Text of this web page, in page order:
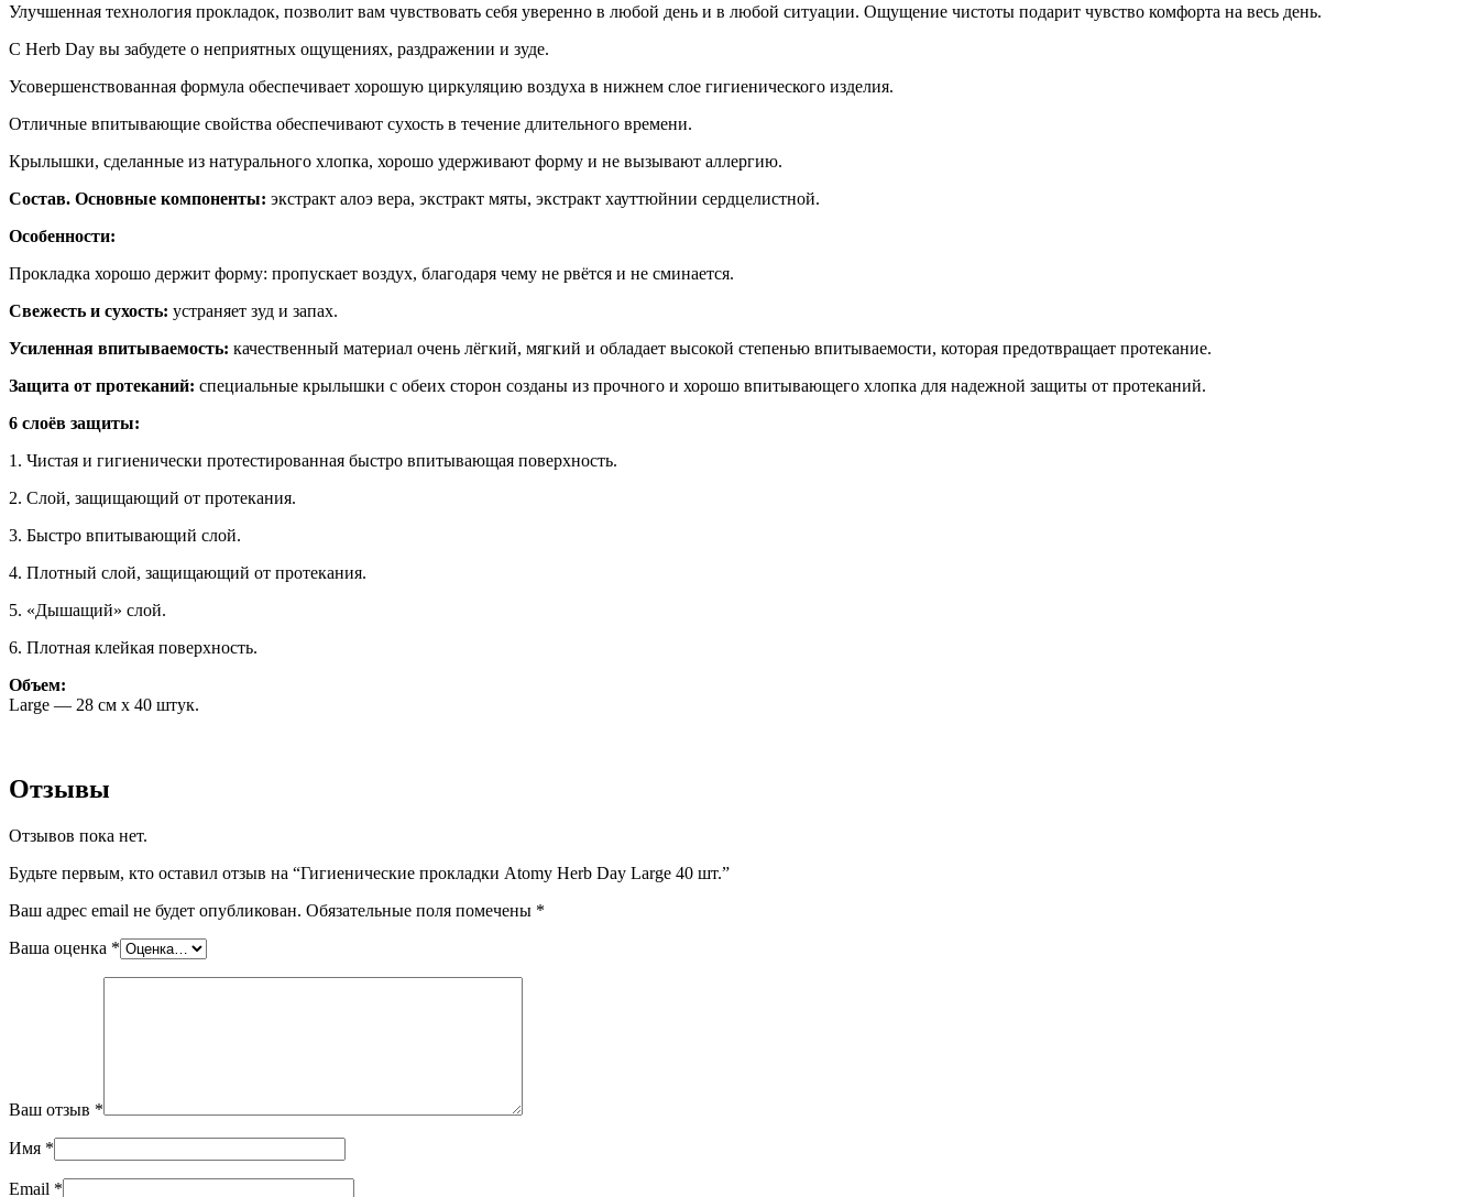
Улучшенная технология прокладок, позволит вам чувствовать себя уверенно в любой день и в любой ситуации. Ощущение чистоты подарит чувство комфорта на весь день.
С Herb Day вы забудете о неприятных ощущениях, раздражении и зуде.
Усовершенствованная формула обеспечивает хорошую циркуляцию воздуха в нижнем слое гигиенического изделия.
Отличные впитывающие свойства обеспечивают сухость в течение длительного времени.
Крылышки, сделанные из натурального хлопка, хорошо удерживают форму и не вызывают аллергию.
Состав. Основные компоненты: экстракт алоэ вера, экстракт мяты, экстракт хауттюйнии сердцелистной.
Особенности:
Прокладка хорошо держит форму: пропускает воздух, благодаря чему не рвётся и не сминается.
Свежесть и сухость: устраняет зуд и запах.
Усиленная впитываемость: качественный материал очень лёгкий, мягкий и обладает высокой степенью впитываемости, которая предотвращает протекание.
Защита от протеканий: специальные крылышки с обеих сторон созданы из прочного и хорошо впитывающего хлопка для надежной защиты от протеканий.
6 слоёв защиты:
1. Чистая и гигиенически протестированная быстро впитывающая поверхность.
2. Слой, защищающий от протекания.
3. Быстро впитывающий слой.
4. Плотный слой, защищающий от протекания.
5. «Дышащий» слой.
6. Плотная клейкая поверхность.
Объем:
Large — 28 см х 40 штук.
Отзывы
Отзывов пока нет.
Будьте первым, кто оставил отзыв на “Гигиенические прокладки Atomy Herb Day Large 40 шт.”
Ваш адрес email не будет опубликован. Обязательные поля помечены *
Ваша оценка *
Ваш отзыв *
Имя *
Email *